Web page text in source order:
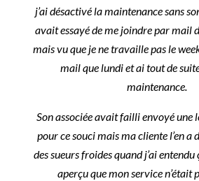
j’ai désactivé la maintenance sans
avait essayé de me joindre par mail
mais vu que je ne travaille pas le
mail que lundi et ai tout de
maintenance.
Son associée avait failli envoyé une
pour ce souci mais ma cliente l’en a
des sueurs froides quand j’ai entendu
aperçu que mon service n’était